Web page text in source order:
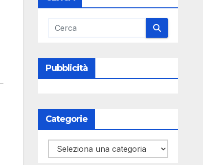
Pubblicità
Categorie
Categorie